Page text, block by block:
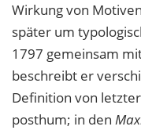
Wirkung von
später um
1797 gemeinsam
beschreibt er
Definition von
posthum; in den